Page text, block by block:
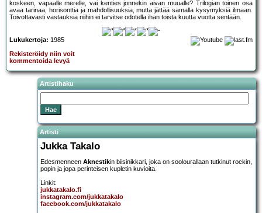
koskeen, vapaalle merelle, vai kenties jonnekin aivan muualle? Trilogian toinen osa
avaa tarinaa, horisonttia ja mahdollisuuksia, mutta jättää samalla kysymyksiä ilmaan.
Toivottavasti vastauksia niihin ei tarvitse odotella ihan toista kuutta vuotta sentään.
Lukukertoja: 1985
Rekisteröidy niin voit
kommentoida levyä
Artistihaku
Artisti
Jukka Takalo
Edesmenneen Aknestikin biisinikkari, joka on soolourallaan tutkinut rockin,
popin ja jopa perinteisen kupletin kuvioita.
Linkit:
jukkatakalo.fi
instagram.com/jukkatakalo
facebook.com/jukkatakalo